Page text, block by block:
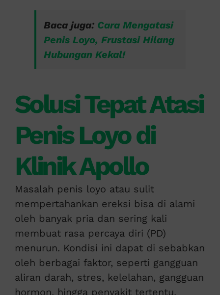
Baca juga: Cara Mengatasi
Penis Loyo, Frustasi Hilang
Hubungan Kekal!
Solusi Tepat Atasi
Penis Loyo di
Klinik Apollo
Masalah penis loyo atau sulit
mempertahankan ereksi bisa di alami
oleh banyak pria dan sering kali
membuat rasa percaya diri (PD)
menurun. Kondisi ini dapat di sebabkan
oleh berbagai faktor, seperti gangguan
aliran darah, stres, kelelahan, gangguan
hormon, hingga penyakit tertentu.